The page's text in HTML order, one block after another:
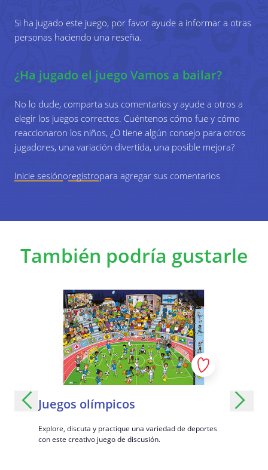
para determinar un movimiento y el número
de veces que hay que realizarlo.
5
Repite este proceso varias veces, dependiendo
6
Una vez determinada la serie de movimientos,
practica la coreografía con todo el grupo y
Si ha jugado este juego, por favor ayude a informar a otras
personas haciendo una reseña.
¿Ha jugado el juego Vamos a bailar?
No lo dude, comparta sus comentarios y ayude a otros a
elegir los juegos correctos. Cuéntenos cómo fue y cómo
reaccionaron los niños, ¿O tiene algún consejo para otros
jugadores, una variación divertida, una posible mejora?
Inicie sesiónoregistropara agregar sus comentarios
También podría gustarle
Juegos olímpicos
Explore, discuta y practique una variedad de deportes
con este creativo juego de discusión.